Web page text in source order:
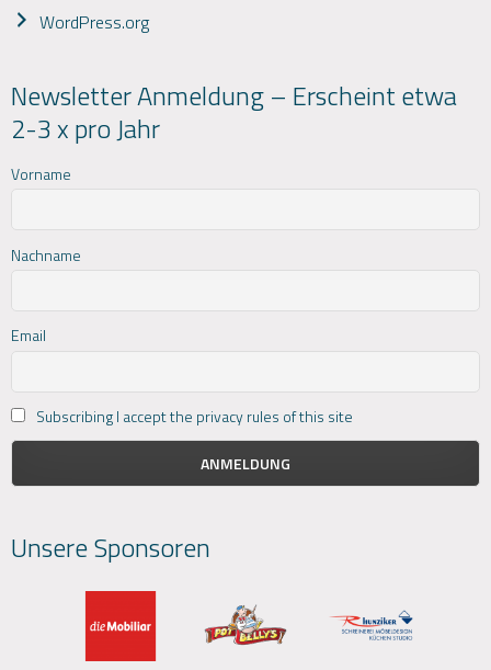
WordPress.org
Newsletter Anmeldung – Erscheint etwa
2-3 x pro Jahr
Vorname
Nachname
Email
Subscribing I accept the privacy rules of this site
Unsere Sponsoren